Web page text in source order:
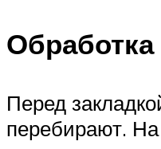
Обработка
Перед
перебирают.